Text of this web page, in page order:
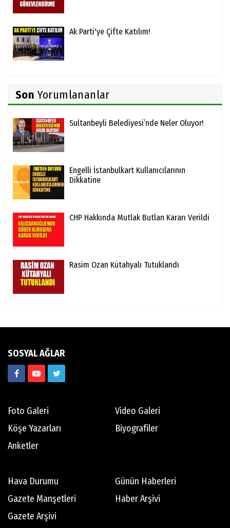
Ak Parti'ye Çifte Katılım!
Son Yorumlananlar
Sultanbeyli Belediyesi’nde Neler Oluyor!
Engelli İstanbulkart Kullanıcılarının
Dikkatine
CHP Hakkında Mutlak Butlan Kararı Verildi
Rasim Ozan Kütahyalı Tutuklandı
SOSYAL AĞLAR
Foto Galeri
Video Galeri
Köşe Yazarları
Biyografiler
Anketler
Hava Durumu
Günün Haberleri
Gazete Manşetleri
Haber Arşivi
Gazete Arşivi